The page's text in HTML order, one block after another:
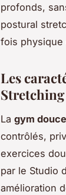
profonds,
postural
fois physique
Les
La gym
contrôlés,
exercices
par le Studio
amélioration